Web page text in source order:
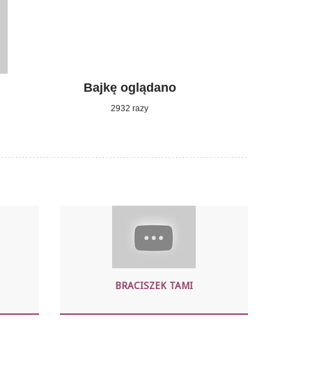
Bajkę oglądano
2932 razy
BRACISZEK TAMI